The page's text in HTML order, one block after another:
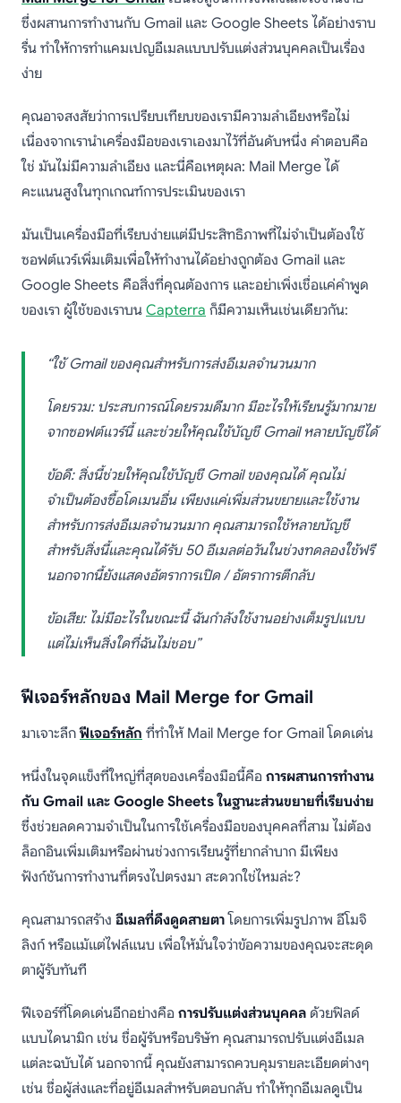
ซึ่งผสานการทำงานกับ Gmail และ Google Sheets ได้อย่างราบ
รื่น ทำให้การทำแคมเปญอีเมลแบบปรับแต่งส่วนบุคคลเป็นเรื่อง
ง่าย
คุณอาจสงสัยว่าการเปรียบเทียบของเรามีความลำเอียงหรือไม่
เนื่องจากเรานำเครื่องมือของเราเองมาไว้ที่อันดับหนึ่ง คำตอบคือ
ใช่ มันไม่มีความลำเอียง และนี่คือเหตุผล: Mail Merge ได้
คะแนนสูงในทุกเกณฑ์การประเมินของเรา
มันเป็นเครื่องมือที่เรียบง่ายแต่มีประสิทธิภาพที่ไม่จำเป็นต้องใช้
ซอฟต์แวร์เพิ่มเติมเพื่อให้ทำงานได้อย่างถูกต้อง Gmail และ
Google Sheets คือสิ่งที่คุณต้องการ และอย่าเพิ่งเชื่อแค่คำพูด
ของเรา ผู้ใช้ของเราบน Capterra ก็มีความเห็นเช่นเดียวกัน:
“ใช้ Gmail ของคุณสำหรับการส่งอีเมลจำนวนมาก
โดยรวม: ประสบการณ์โดยรวมดีมาก มีอะไรให้เรียนรู้มากมาย
จากซอฟต์แวร์นี้ และช่วยให้คุณใช้บัญชี Gmail หลายบัญชีได้
ข้อดี: สิ่งนี้ช่วยให้คุณใช้บัญชี Gmail ของคุณได้ คุณไม่
จำเป็นต้องซื้อโดเมนอื่น เพียงแค่เพิ่มส่วนขยายและใช้งาน
สำหรับการส่งอีเมลจำนวนมาก คุณสามารถใช้หลายบัญชี
สำหรับสิ่งนี้และคุณได้รับ 50 อีเมลต่อวันในช่วงทดลองใช้ฟรี
นอกจากนี้ยังแสดงอัตราการเปิด / อัตราการตีกลับ
ข้อเสีย: ไม่มีอะไรในขณะนี้ ฉันกำลังใช้งานอย่างเต็มรูปแบบ
แต่ไม่เห็นสิ่งใดที่ฉันไม่ชอบ”
ฟีเจอร์หลักของ Mail Merge for Gmail
มาเจาะลึกฟีเจอร์หลัก ที่ทำให้ Mail Merge for Gmail โดดเด่น
หนึ่งในจุดแข็งที่ใหญ่ที่สุดของเครื่องมือนี้คือ การผสานการทำงาน
กับ Gmail และ Google Sheets ในฐานะส่วนขยายที่เรียบง่าย
ซึ่งช่วยลดความจำเป็นในการใช้เครื่องมือของบุคคลที่สาม ไม่ต้อง
ล็อกอินเพิ่มเติมหรือผ่านช่วงการเรียนรู้ที่ยากลำบาก มีเพียง
ฟังก์ชันการทำงานที่ตรงไปตรงมา สะดวกใช่ไหมล่ะ?
คุณสามารถสร้าง อีเมลที่ดึงดูดสายตาโดยการเพิ่มรูปภาพ อีโมจิ
ลิงก์ หรือแม้แต่ไฟล์แนบ เพื่อให้มั่นใจว่าข้อความของคุณจะสะดุด
ตาผู้รับทันที
ฟีเจอร์ที่โดดเด่นอีกอย่างคือ การปรับแต่งส่วนบุคคล ด้วยฟิลด์
แบบไดนามิก เช่น ชื่อผู้รับหรือบริษัท คุณสามารถปรับแต่งอีเมล
แต่ละฉบับได้ นอกจากนี้ คุณยังสามารถควบคุมรายละเอียดต่างๆ
เช่น ชื่อผู้ส่งและที่อยู่อีเมลสำหรับตอบกลับ ทำให้ทุกอีเมลดูเป็น